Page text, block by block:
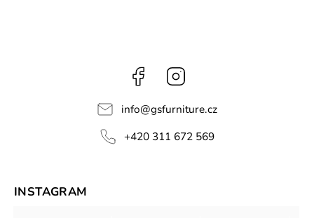
Facebook
info@gsfurniture.cz
+420 311 672 569
INSTAGRAM